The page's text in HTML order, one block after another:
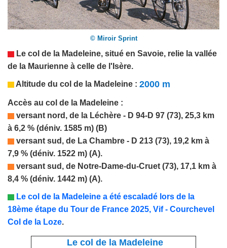
© Miroir Sprint
Le col de la Madeleine, situé en Savoie, relie la vallée
de la Maurienne à celle de l'Isère.
Altitude du col de la Madeleine : 2000 m
Accès au col de la Madeleine :
versant nord, de la Léchère - D 94-D 97 (73), 25,3 km
à 6,2 % (déniv. 1585 m) (B)
versant sud, de La Chambre - D 213 (73), 19,2 km à
7,9 % (déniv. 1522 m) (A).
versant sud, de Notre-Dame-du-Cruet (73), 17,1 km à
8,4 % (déniv. 1442 m) (A).
Le col de la Madeleine a été escaladé lors de la
18ème étape du Tour de France 2025, Vif - Courchevel
Col de la Loze.
Le col de la Madeleine